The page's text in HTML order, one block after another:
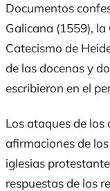
Documentos
Galicana (1559),
Catecismo de
de las docenas y
escribieron en el
Los ataques de
afirmaciones de
iglesias
respuestas de los